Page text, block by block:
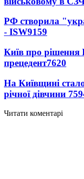
РФ створила
- ISW9159
Київ про рішення
прецедент7620
На Київщині
річної дівчини
Читати коментарі